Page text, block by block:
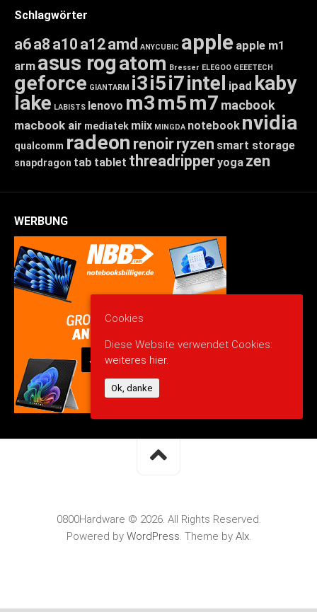
Schlagwörter
a6a8 a10 a12amd ANYCUBIC apple apple m1
arm asus rogatom Bresser ELEGOO GEEETECH
geforce GIANTARM i3i5i7intel ipad kaby
lake LABISTS lenovo m3m5m7 macbook
macbook air mediatek miix MINGDA notebook nvidia
qualcomm radeon renoirryzen smart storage
snapdragon tab tablet threadripperyoga zen
WERBUNG
0800Hardware © 2026. All Rights Reserved.
Powered by WordPress. Theme by Alx.
Cookies
Diese Website verwendet Cookies:
weiteres hier.
Ok, danke